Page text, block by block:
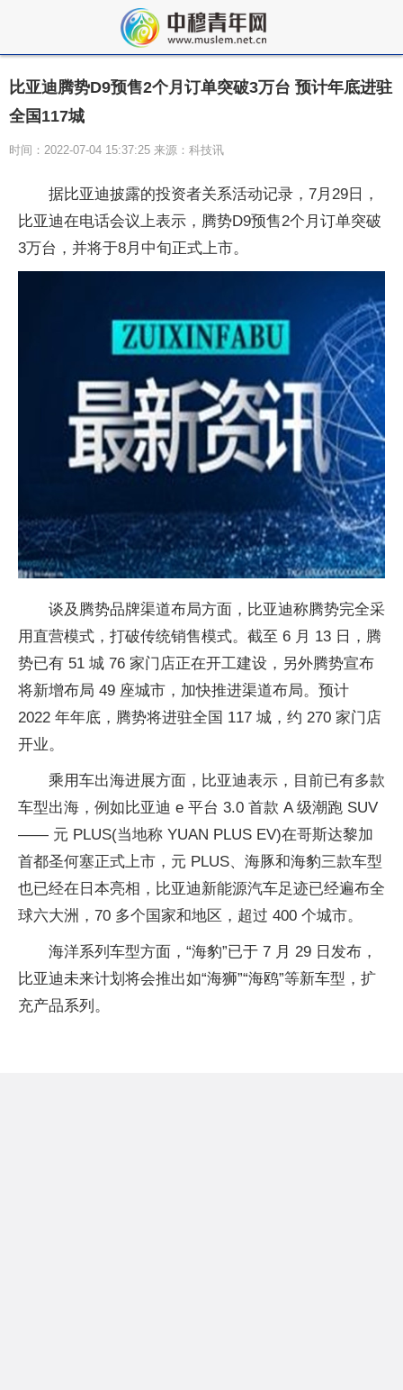
比亚迪腾势D9预售2个月订单突破3万台 预计年底进驻
全国117城
时间：2022-07-04 15:37:25 来源：科技讯
据比亚迪披露的投资者关系活动记录，7月29日，
比亚迪在电话会议上表示，腾势D9预售2个月订单突破
3万台，并将于8月中旬正式上市。
谈及腾势品牌渠道布局方面，比亚迪称腾势完全采
用直营模式，打破传统销售模式。截至 6 月 13 日，腾
势已有 51 城 76 家门店正在开工建设，另外腾势宣布
将新增布局 49 座城市，加快推进渠道布局。预计
2022 年年底，腾势将进驻全国 117 城，约 270 家门店
开业。
乘用车出海进展方面，比亚迪表示，目前已有多款
车型出海，例如比亚迪 e 平台 3.0 首款 A 级潮跑 SUV
—— 元 PLUS(当地称 YUAN PLUS EV)在哥斯达黎加
首都圣何塞正式上市，元 PLUS、海豚和海豹三款车型
也已经在日本亮相，比亚迪新能源汽车足迹已经遍布全
球六大洲，70 多个国家和地区，超过 400 个城市。
海洋系列车型方面，“海豹”已于 7 月 29 日发布，
比亚迪未来计划将会推出如“海狮”“海鸥”等新车型，扩
充产品系列。